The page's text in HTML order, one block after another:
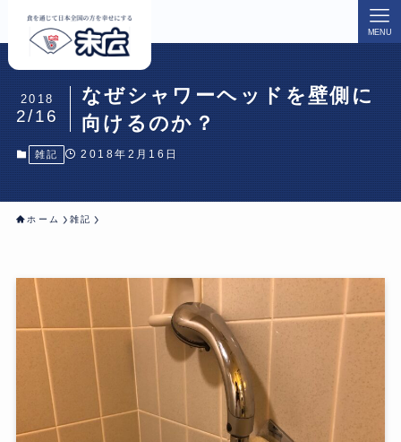
MENU
なぜシャワーヘッドを壁側に
向けるのか？
2018
2/16
雑記 2018年2月16日
ホーム 雑記